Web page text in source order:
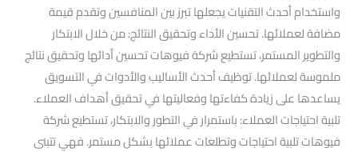
واستخدام أحدث التقنيات يجعلها تبرز بين المنافسين وتقدم قيمة
مضافة لعملائها. تحسين الأداء وتحقيق النتائج: من خلال الابتكار
والتطوير المستمر، تستطيع شركة فيوهات تحسين أدائها وتحقيق نتائج
ملموسة لعملائها. توظيف أحدث الأساليب والأدوات في التسويق
يساعدها على زيادة كفاءتها وفعاليتها في تحقيق أهداف العملاء.
تلبية احتياجات العملاء: باستمرار في التطور والابتكار، تستطيع شركة
فيوهات تلبية احتياجات وتطلعات عملائها بشكل مستمر. فهي تتبنى